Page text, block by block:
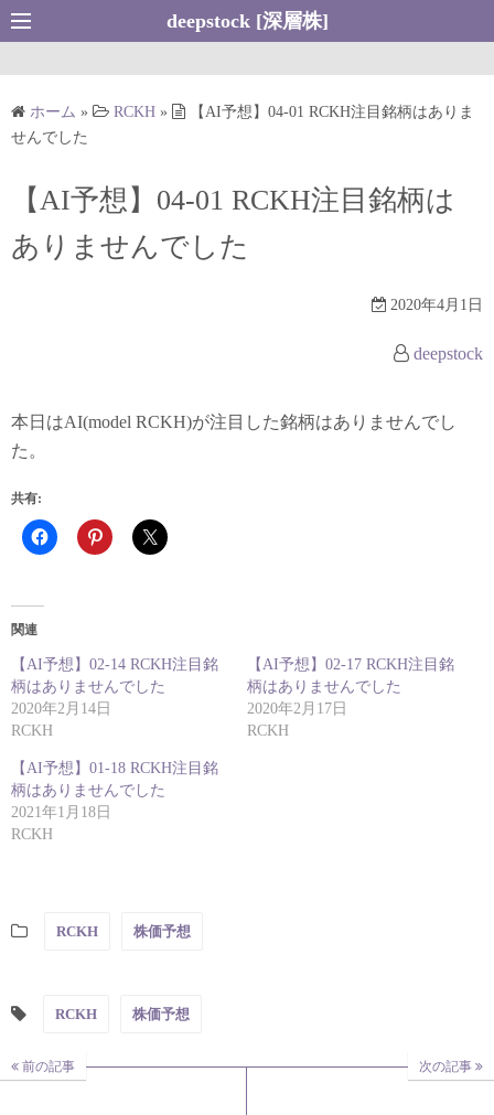
コ
ン
ッ
deepstock [深層株]
ホーム » RCKH »
【AI予想】04-01 RCKH注目銘柄はありま
せんでした
【AI予想】04-01 RCKH注目銘柄は
ありませんでした
2020年4月1日
deepstock
本日はAI(model RCKH)が注目した銘柄はありませんでし
た。
共有:
関連
【AI予想】02-14 RCKH注目銘
柄はありませんでした
2020年2月14日
RCKH
【AI予想】02-17 RCKH注目銘
柄はありませんでした
2020年2月17日
RCKH
【AI予想】01-18 RCKH注目銘
柄はありませんでした
2021年1月18日
RCKH
RCKH 株価予想
RCKH 株価予想
前の記事 次の記事